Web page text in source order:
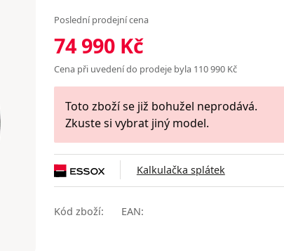
Poslední prodejní cena
74 990 Kč
Cena při uvedení do prodeje byla 110 990 Kč
Toto zboží se již bohužel neprodává.
Zkuste si vybrat jiný model.
Kalkulačka splátek
Kód zboží: EAN: